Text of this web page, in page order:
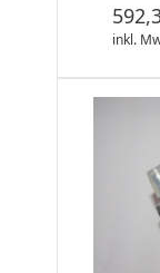
inkl.